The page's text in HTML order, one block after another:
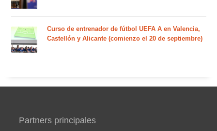
Curso de entrenador de fútbol UEFA A en Valencia,
Castellón y Alicante (comienzo el 20 de septiembre)
Partners principales